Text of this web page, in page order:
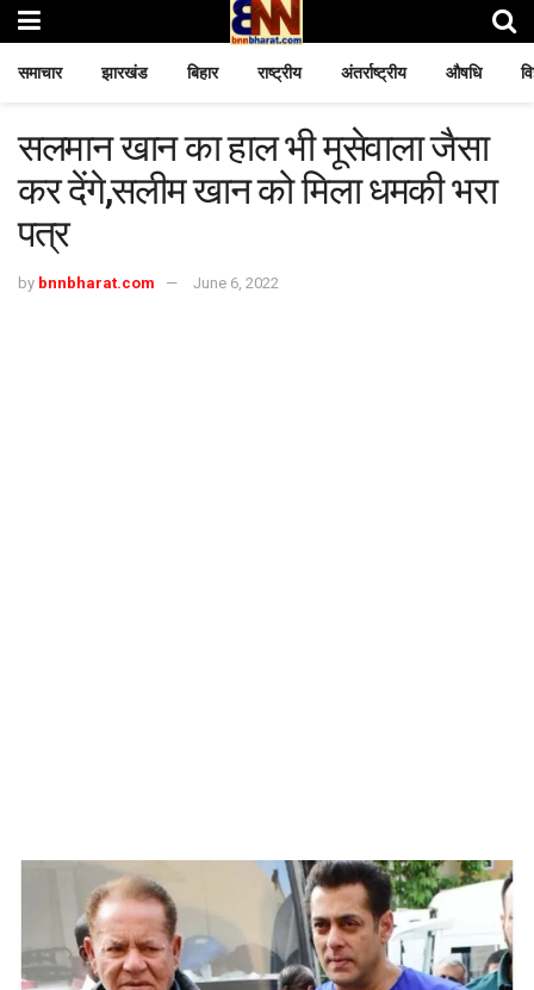
समाचार झारखंड बिहार राष्ट्रीय अंतर्राष्ट्रीय औषधि
सलमान खान का हाल भी मूसेवाला जैसा
कर देंगे,सलीम खान को मिला धमकी भरा
पत्र
by bnnbharat.com June 6, 2022